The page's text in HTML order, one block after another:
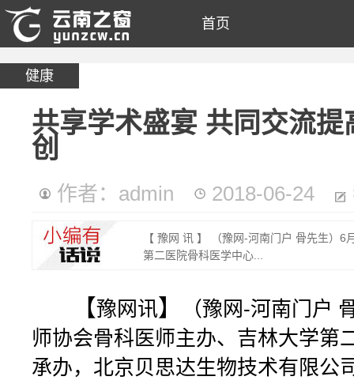
首页
健康
共享学术盛宴 共同交流
创
作者：admin 2018-06-24
【 豫网 讯 】 （豫网-河南门户 骨先生）
第二医院骨科医学中心...
【豫网 讯】
（豫网-河南门户
师协会骨科医师主办、吉林大学第
承办，北京贝思达生物技术有限公